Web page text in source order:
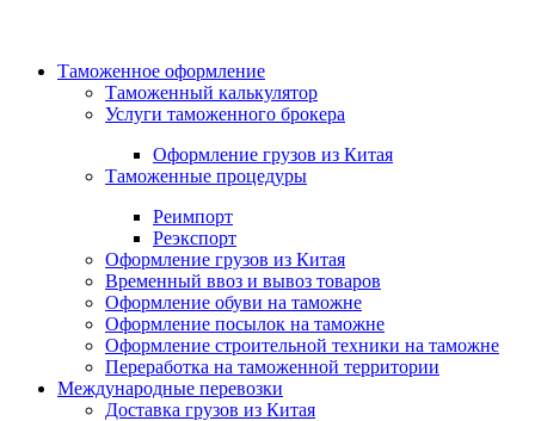
Таможенное оформление
Таможенный калькулятор
Услуги таможенного брокера
Оформление грузов из Китая
Таможенные процедуры
Реимпорт
Реэкспорт
Оформление грузов из Китая
Временный ввоз и вывоз товаров
Оформление обуви на таможне
Оформление посылок на таможне
Оформление строительной техники на таможне
Переработка на таможенной территории
Международные перевозки
Доставка грузов из Китая